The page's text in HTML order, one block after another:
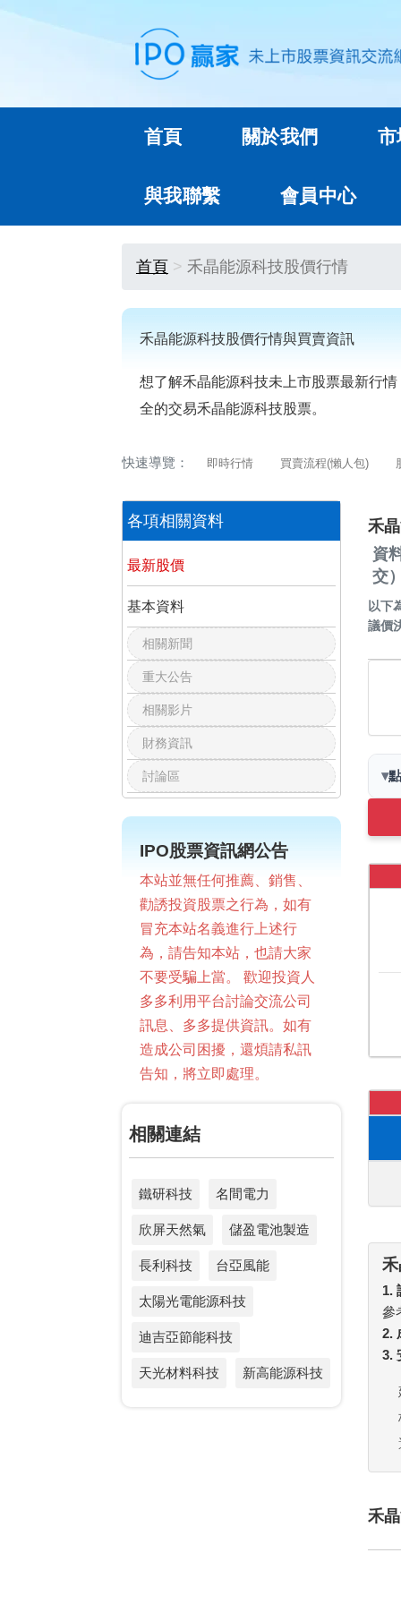
首頁 關於我們 市
與我聯繫 會員中心
首頁 禾晶能源科技股價行情
禾晶能源科技股價行情與買賣資訊
想了解禾晶能源科技未上市股票最新行
全的交易禾晶能源科技股票。
快速導覽： 即時行情 買賣流程(懶人包)
各項相關資料
最新股價
基本資料
相關新聞
重大公告
相關影片
財務資訊
討論區
IPO股票資訊網公告
本站並無任何推薦、銷售、
勸誘投資股票之行為，如有
冒充本站名義進行上述行
為，請告知本站，也請大家
不要受騙上當。 歡迎投資人
多多利用平台討論交流公司
訊息、多多提供資訊。如有
造成公司困擾，還煩請私訊
告知，將立即處理。
相關連結
鐵研科技 名間電力
欣屏天然氣 儲盈電池製造
長利科技 台亞風能
太陽光電能源科技
迪吉亞節能科技
天光材料科技 新高能源科技
禾
資
交
以下
議價
▾
1.
參
2.
3.
禾